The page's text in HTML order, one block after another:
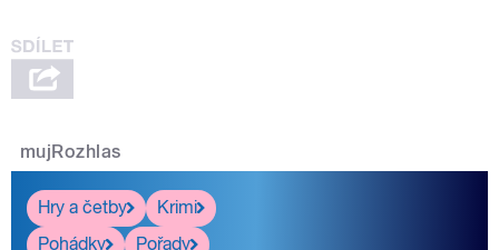
mujRozhlas
Hry a četby
Krimi
Pohádky
Pořady